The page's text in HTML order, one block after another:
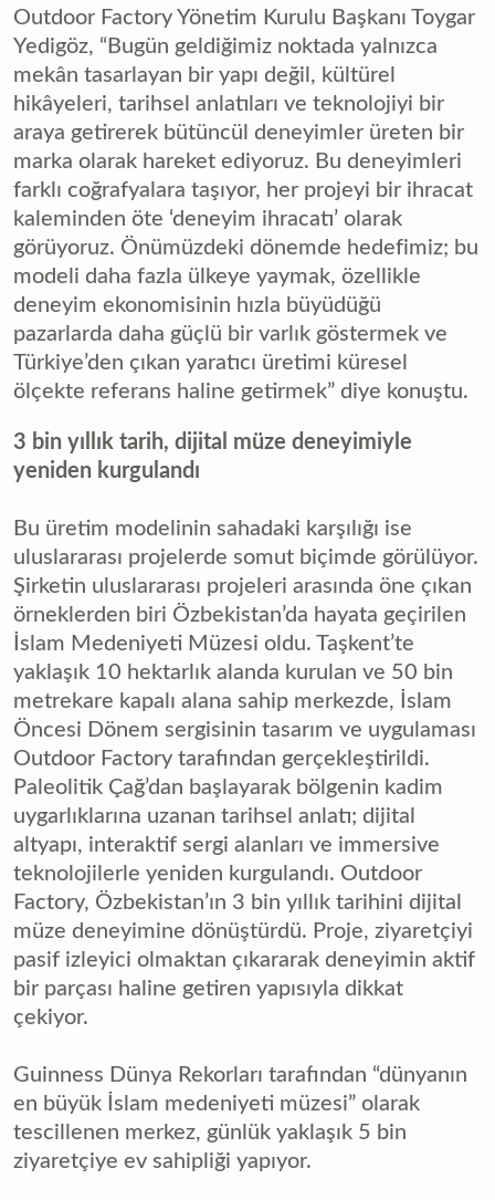
Outdoor Factory Yönetim Kurulu Başkanı Toygar
Yedigöz, “Bugün geldiğimiz noktada yalnızca
mekân tasarlayan bir yapı değil, kültürel
hikâyeleri, tarihsel anlatıları ve teknolojiyi bir
araya getirerek bütüncül deneyimler üreten bir
marka olarak hareket ediyoruz. Bu deneyimleri
farklı coğrafyalara taşıyor, her projeyi bir ihracat
kaleminden öte ‘deneyim ihracatı’ olarak
görüyoruz. Önümüzdeki dönemde hedefimiz; bu
modeli daha fazla ülkeye yaymak, özellikle
deneyim ekonomisinin hızla büyüdüğü
pazarlarda daha güçlü bir varlık göstermek ve
Türkiye’den çıkan yaratıcı üretimi küresel
ölçekte referans haline getirmek” diye konuştu.
3 bin yıllık tarih, dijital müze deneyimiyle
yeniden kurgulandı
Bu üretim modelinin sahadaki karşılığı ise
uluslararası projelerde somut biçimde görülüyor.
Şirketin uluslararası projeleri arasında öne çıkan
örneklerden biri Özbekistan’da hayata geçirilen
İslam Medeniyeti Müzesi oldu. Taşkent’te
yaklaşık 10 hektarlık alanda kurulan ve 50 bin
metrekare kapalı alana sahip merkezde, İslam
Öncesi Dönem sergisinin tasarım ve uygulaması
Outdoor Factory tarafından gerçekleştirildi.
Paleolitik Çağ’dan başlayarak bölgenin kadim
uygarlıklarına uzanan tarihsel anlatı; dijital
altyapı, interaktif sergi alanları ve immersive
teknolojilerle yeniden kurgulandı. Outdoor
Factory, Özbekistan’ın 3 bin yıllık tarihini dijital
müze deneyimine dönüştürdü. Proje, ziyaretçiyi
pasif izleyici olmaktan çıkararak deneyimin aktif
bir parçası haline getiren yapısıyla dikkat
çekiyor.
Guinness Dünya Rekorları tarafından “dünyanın
en büyük İslam medeniyeti müzesi” olarak
tescillenen merkez, günlük yaklaşık 5 bin
ziyaretçiye ev sahipliği yapıyor.